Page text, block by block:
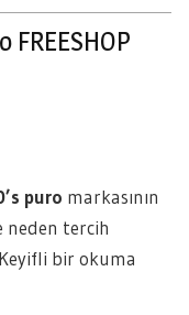
puro markasının
neden tercih
bir okuma